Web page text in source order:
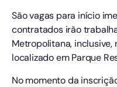
São vagas para início
contratados irão
Metropolitana, inclusive,
localizado em Parque
No momento da